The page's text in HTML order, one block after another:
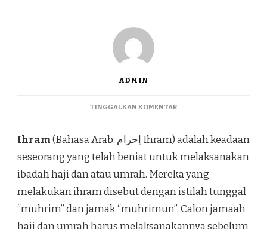
ADMIN
TINGGALKAN KOMENTAR
Ihram(Bahasa Arab: إحرام Ihrām) adalah keadaan
seseorang yang telah beniat untuk melaksanakan
ibadah haji dan atau umrah. Mereka yang
melakukan ihram disebut dengan istilah tunggal
“muhrim” dan jamak “muhrimun”. Calon jamaah
haji dan umrah harus melaksanakannya sebelum